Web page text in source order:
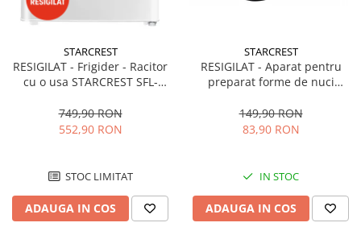
STARCREST
RESIGILAT - Frigider - Racitor
cu o usa STARCREST SFL-
92L, Iluminare interioara,H 83
cm, Alb
749,90 RON
552,90 RON
STOC LIMITAT
ADAUGA IN COS
STARCREST
RESIGILAT - Aparat pentru
preparat forme de nuci
forme, 1400W, Indicator
luminos, Placi antiaderente,
149,90 RON
83,90 RON
IN STOC
ADAUGA IN COS